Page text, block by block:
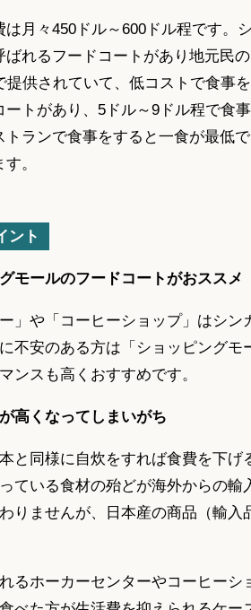
は月々450ドル～600ドル程です。
ばれるフードコートがあり地元民
提供されていて、低コストで食事
ートがあり、5ドル～9ドル程で食
トランで食事をすると一食が最低
。
ント
モールのフードコートがおススメ
」や「コーヒーショップ」はシ
不安のある方は「ショッピング
ンスも高くおすすめです。
高くなってしまいがち
と同様に自炊をすれば食費を下
ている食材の殆どが海外からの
りませんが、日本産の商品（輸
るホーカーセンターやコーヒー